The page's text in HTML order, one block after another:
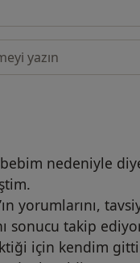
ara
nedeniyle
yorumlarını,
sonucu takip
için kendim